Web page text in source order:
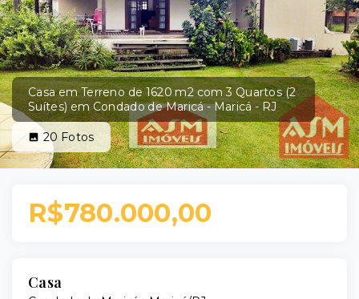
Casa em Terreno de 1620 m2 com 3 Quartos (2
Suítes) em Condado de Maricá - Maricá - RJ
20 Fotos
R$780.000,00
Casa